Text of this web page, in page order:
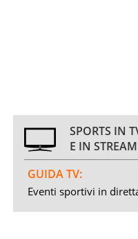
SPORTS IN
E IN
GUIDA TV:
Eventi sportivi in